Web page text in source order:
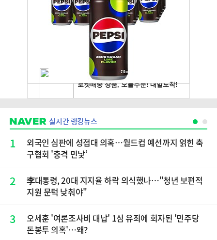
실시간 랭킹뉴스
1
외국인 심판에 성접대 의혹…월드컵 예선까지 얽힌 축
구협회 '충격 민낯’
2
李대통령, 20대 지지율 하락 의식했나…"청년 보편적
지원 문턱 낮춰야"
3
오세훈 '여론조사비 대납' 1심 유죄에 회자된 '민주당
돈봉투 의혹'…왜?